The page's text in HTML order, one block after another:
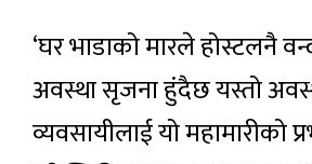
‘घर भाडाको मारले होस्टलनै
अवस्था सृजना हुंदैछ यस्तो
व्यवसायीलाई यो महामारीको